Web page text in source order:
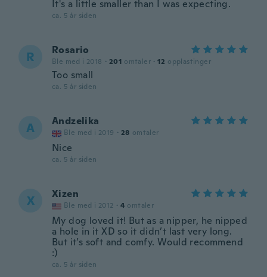
It's a little smaller than I was expecting.
ca. 5 år siden
R Rosario
Ble med i 2018 · 201 omtaler · 12 opplastinger
Too small
ca. 5 år siden
A Andzelika
Ble med i 2019 · 28 omtaler
Nice
ca. 5 år siden
X Xizen
Ble med i 2012 · 4 omtaler
My dog loved it! But as a nipper, he nipped
a hole in it XD so it didn’t last very long.
But it’s soft and comfy. Would recommend
:)
ca. 5 år siden